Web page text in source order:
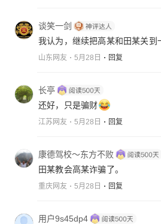
谈笑一剑
我认为，继续把高某和田某关到
山东网友 5月28日 回复
长亭
还好，只是骗财
江苏网友 5月28日 回复
康德驾校～东方不败
田某教会高某诈骗了。
重庆网友 5月28日 回复
用户9s45dp4